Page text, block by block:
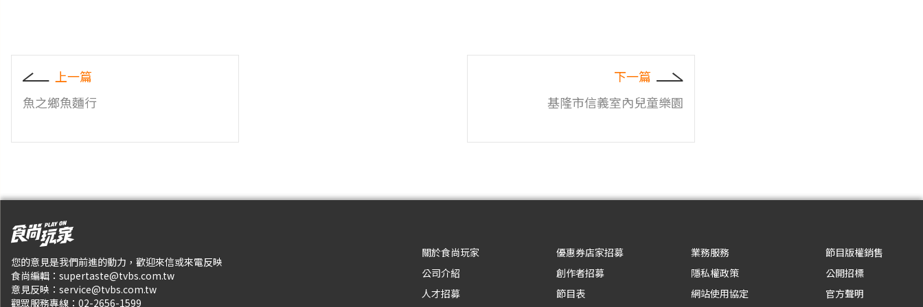
上一篇
魚之鄉魚麵行
下一篇
基隆市信義室內兒童樂園
您的意見是我們前進的動力，歡迎來信或來電反映
食尚編輯： supertaste@tvbs.com.tw
意見反映： service@tvbs.com.tw
觀眾服務專線： 02-2656-1599
關於食尚玩家
公司介紹
人才招募
優惠券店家招募
創作者招募
節目表
業務服務
隱私權政策
網站使用協定
節目版權銷售
公開招標
官方聲明